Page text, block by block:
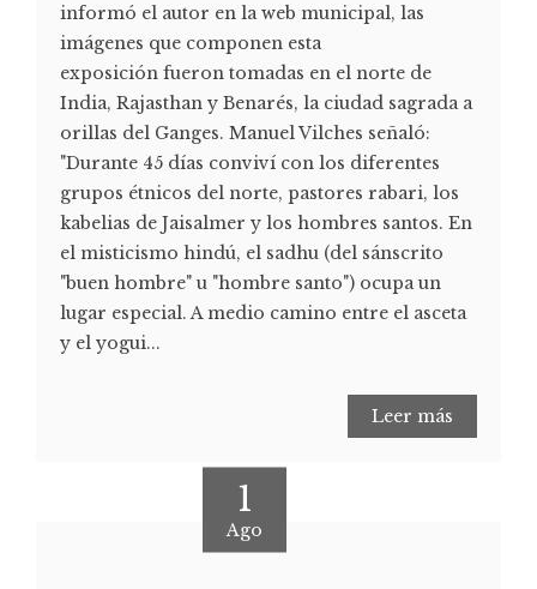
informó el autor en la web municipal, las
imágenes que componen esta
exposición fueron tomadas en el norte de
India, Rajasthan y Benarés, la ciudad sagrada a
orillas del Ganges. Manuel Vilches señaló:
"Durante 45 días conviví con los diferentes
grupos étnicos del norte, pastores rabari, los
kabelias de Jaisalmer y los hombres santos. En
el misticismo hindú, el sadhu (del sánscrito
"buen hombre" u "hombre santo") ocupa un
lugar especial. A medio camino entre el asceta
y el yogui...
Leer más
1
Ago